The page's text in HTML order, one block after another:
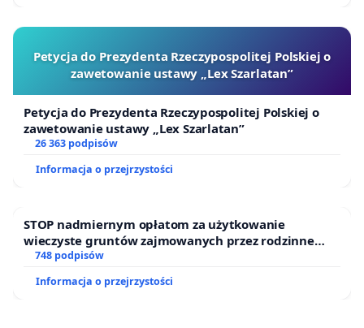
Petycja do Prezydenta Rzeczypospolitej Polskiej o
zawetowanie ustawy „Lex Szarlatan”
Petycja do Prezydenta Rzeczypospolitej Polskiej o
zawetowanie ustawy „Lex Szarlatan”
26 363 podpisów
Informacja o przejrzystości
STOP nadmiernym opłatom za użytkowanie
wieczyste gruntów zajmowanych przez rodzinne
ogrody działkowe.
748 podpisów
Informacja o przejrzystości